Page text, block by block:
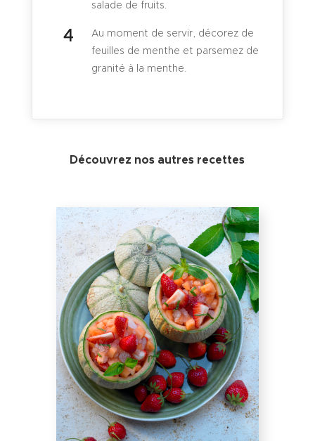
salade de fruits.
Au moment de servir, décorez de
feuilles de menthe et parsemez de
granité à la menthe.
Découvrez nos autres recettes